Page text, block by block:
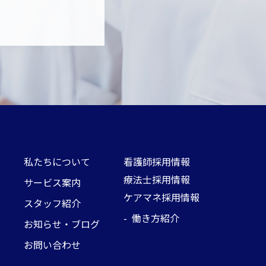
私たちについて
サービス案内
スタッフ紹介
お知らせ・ブログ
お問い合わせ
看護師採用情報
療法士採用情報
ケアマネ採用情報
- 働き方紹介